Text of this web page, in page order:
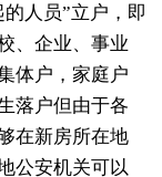
人员”立户，即
、企业、事业
体户，家庭户
落户但由于各
在新房所在地
公安机关可以